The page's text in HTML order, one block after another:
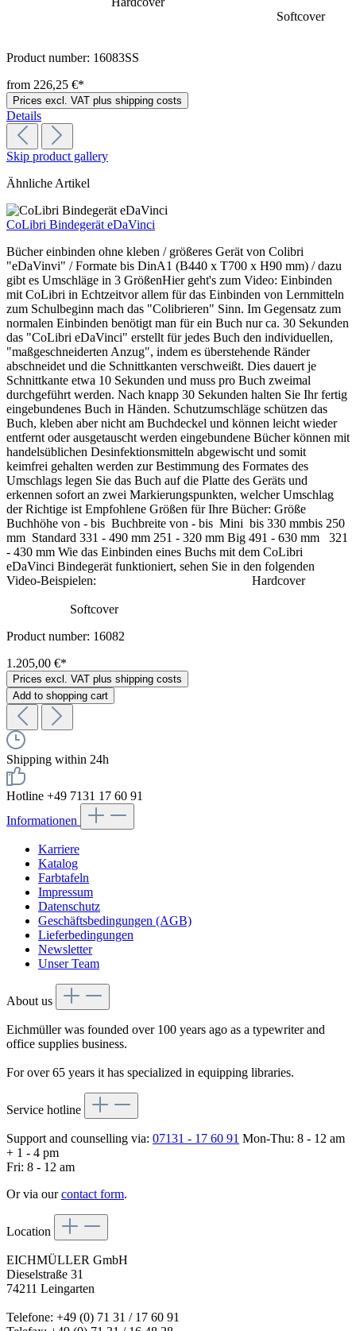
Softcover
Product number: 16083SS
from 226,25 €*
Prices excl. VAT plus shipping costs
Details
Skip product gallery
Ähnliche Artikel
CoLibri Bindegerät eDaVinci
Bücher einbinden ohne kleben / größeres Gerät von Colibri
"eDaVinvi" / Formate bis DinA1 (B440 x T700 x H90 mm) / dazu
gibt es Umschläge in 3 GrößenHier geht's zum Video: Einbinden
mit CoLibri in Echtzeitvor allem für das Einbinden von Lernmitteln
zum Schulbeginn mach das "Colibrieren" Sinn. Im Gegensatz zum
normalen Einbinden benötigt man für ein Buch nur ca. 30 Sekunden
das "CoLibri eDaVinci" erstellt für jedes Buch den individuellen,
"maßgeschneiderten Anzug", indem es überstehende Ränder
abschneidet und die Schnittkanten verschweißt. Dies dauert je
Schnittkante etwa 10 Sekunden und muss pro Buch zweimal
durchgeführt werden. Nach knapp 30 Sekunden halten Sie Ihr fertig
eingebundenes Buch in Händen. Schutzumschläge schützen das
Buch, kleben aber nicht am Buchdeckel und können leicht wieder
entfernt oder ausgetauscht werden eingebundene Bücher können mit
handelsüblichen Desinfektionsmitteln abgewischt und somit
keimfrei gehalten werden zur Bestimmung des Formates des
Umschlags legen Sie das Buch auf die Platte des Geräts und
erkennen sofort an zwei Markierungspunkten, welcher Umschlag
der Richtige ist Empfohlene Größen für Ihre Bücher: Größe
Buchhöhe von - bis Buchbreite von - bis Mini bis 330 mmbis 250
mm Standard 331 - 490 mm 251 - 320 mm Big 491 - 630 mm 321
- 430 mm Wie das Einbinden eines Buchs mit dem CoLibri
eDaVinci Bindegerät funktioniert, sehen Sie in den folgenden
Video-Beispielen: Hardcover
Softcover
Product number: 16082
1.205,00 €*
Prices excl. VAT plus shipping costs
Add to shopping cart
Shipping within 24h
Hotline +49 7131 17 60 91
Informationen
Karriere
Katalog
Farbtafeln
Impressum
Datenschutz
Geschäftsbedingungen (AGB)
Lieferbedingungen
Newsletter
Unser Team
About us
Eichmüller was founded over 100 years ago as a typewriter and
office supplies business.
For over 65 years it has specialized in equipping libraries.
Service hotline
Support and counselling via: 07131 - 17 60 91 Mon-Thu: 8 - 12 am
+ 1 - 4 pm
Fri: 8 - 12 am
Or via ourcontact form.
Location
EICHMÜLLER GmbH
Dieselstraße 31
74211 Leingarten
Telefone: +49 (0) 71 31 / 17 60 91